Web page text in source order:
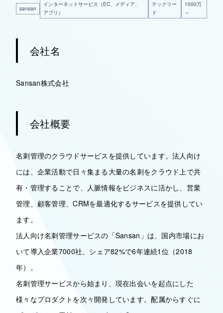
sansan
インターネットサービス（EC、メディア、
アプリ）
テックリー
ド
1000万
～
会社名
Sansan株式会社
会社概要
名刺管理のクラウドサービスを提供しています。法人向け
には、企業活動で日々集まる大量の名刺をクラウド上で共
有・管理することで、人脈情報をビジネスに活かし、営業
管理、顧客管理、CRMを最適化するサービスを提供してい
ます。
法人向け名刺管理サービスの「Sansan」は、国内市場にお
いて導入企業7000社、シェア82%で6年連続1位（2018
年）。
名刺管理サービスから始まり、現在出会いを起点にした
様々なプロダクトを次々開発しています。配属からすぐに